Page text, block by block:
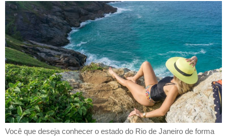
Você que deseja conhecer o estado do Rio de Janeiro de forma